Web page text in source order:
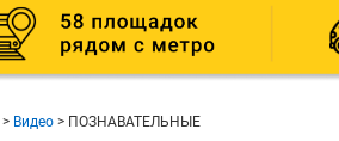
> Видео > ПОЗНАВАТЕЛЬНЫЕ